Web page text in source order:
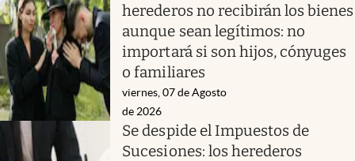
herederos no recibirán los bienes
aunque sean legítimos: no
importará si son hijos, cónyuges
o familiares
viernes, 07 de Agosto
de 2026
Se despide el Impuestos de
Sucesiones: los herederos